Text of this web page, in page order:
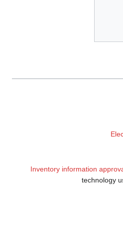
Inventory information
technology